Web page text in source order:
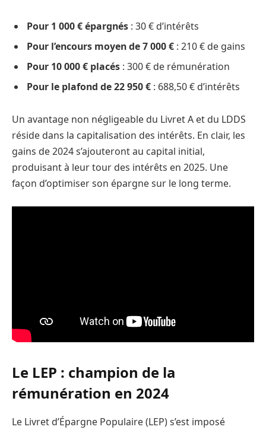
Pour 1 000 € épargnés : 30 € d’intérêts
Pour l’encours moyen de 7 000 € : 210 € de gains
Pour 10 000 € placés : 300 € de rémunération
Pour le plafond de 22 950 € : 688,50 € d’intérêts
Un avantage non négligeable du Livret A et du LDDS
réside dans la capitalisation des intérêts. En clair, les
gains de 2024 s’ajouteront au capital initial,
produisant à leur tour des intérêts en 2025. Une
façon d’optimiser son épargne sur le long terme.
Le LEP : champion de la
rémunération en 2024
Le Livret d’Épargne Populaire (LEP) s’est imposé